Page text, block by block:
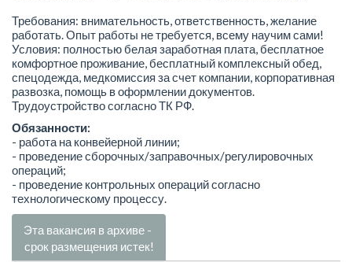
Требования: внимательность, ответственность, желание
работать. Опыт работы не требуется, всему научим сами!
Условия: полностью белая заработная плата, бесплатное
комфортное проживание, бесплатный комплексный обед,
спецодежда, медкомиссия за счет компании, корпоративная
развозка, помощь в оформлении документов.
Трудоустройство согласно ТК РФ.
Обязанности:
- работа на конвейерной линии;
- проведение сборочных/заправочных/регулировочных
операций;
- проведение контрольных операций согласно
технологическому процессу.
Эта вакансия в архиве -
срок размещения истек!